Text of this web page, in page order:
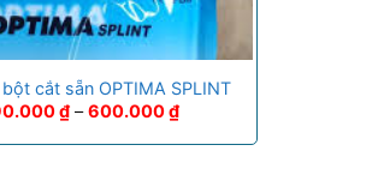
cắt sẵn OPTIMA SPLINT
₫–600.000₫